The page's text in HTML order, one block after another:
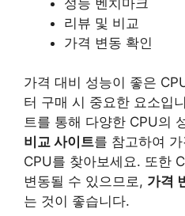
리뷰 및 비교
가격 변동 확인
가격 대비 성능이 좋은
터 구매 시 중요한 요소입
트를 통해 다양한 CPU의
비교 사이트를 참고하여
CPU를 찾아보세요. 또한
변동될 수 있으므로, 가격
는 것이 좋습니다.